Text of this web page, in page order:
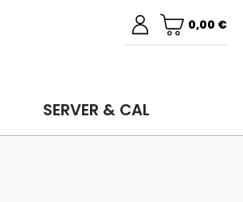
0,00 €
SERVER & CAL